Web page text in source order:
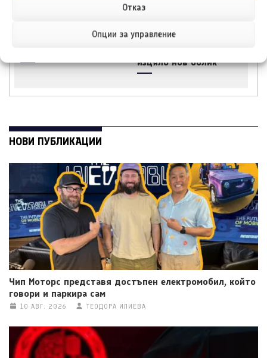
Отказ
Опции за управление
Мазда потвърди
следващо поколение
Хюндай Тусон
(Hyundai Tucson) за
изцяло нов облик
НОВИ ПУБЛИКАЦИИ
Чип Моторс представя достъпен електромобил, който
говори и паркира сам
10 АВГ. 2026 ТЕОДОРА ИЛИЕВА